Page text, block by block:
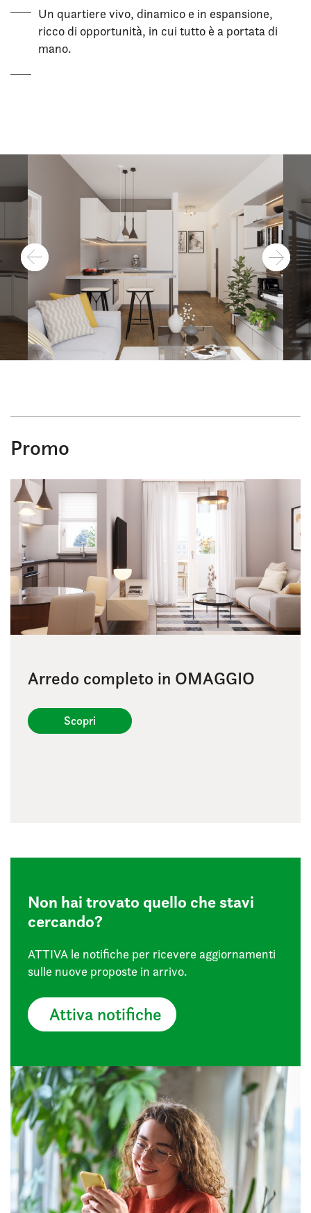
Un quartiere vivo, dinamico e in espansione,
ricco di opportunità, in cui tutto è a portata di
mano.
Promo
Arredo completo in OMAGGIO
Scopri
Non hai trovato quello che stavi
cercando?
ATTIVA le notifiche per ricevere aggiornamenti
sulle nuove proposte in arrivo.
Attiva notifiche